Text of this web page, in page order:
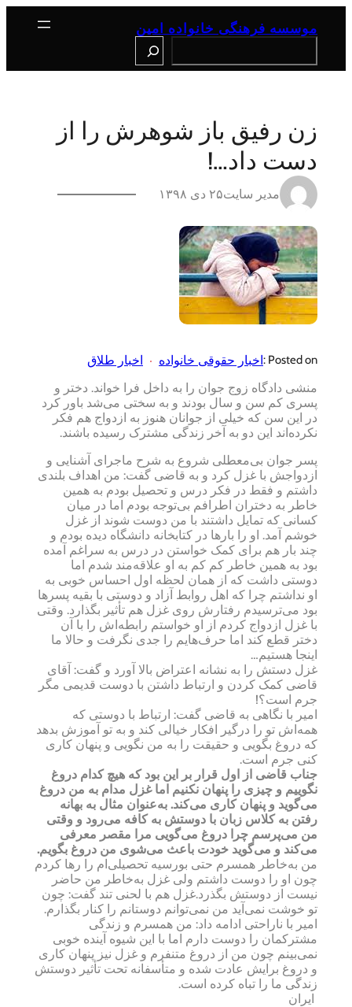
موسسه فرهنگی خانواده امین
زن رفیق باز شوهرش را از
دست داد…!
مدیر سایت۲۵ دی ۱۳۹۸
Posted on : اخبار حقوقی خانواده
اخبار طلاق
منشی دادگاه زوج جوان را به داخل فرا خواند. دختر و
پسری کم سن و سال بودند و به سختی می‌شد باور کرد
در این سن که خیلی از جوانان هنوز به ازدواج هم فکر
نکرده‌اند این دو به آخر زندگی مشترک رسیده باشند.
پسر جوان بی‌معطلی شروع به شرح ماجرای آشنایی و
ازدواجش با غزل کرد و به قاضی گفت: من اهداف بلندی
داشتم و فقط در فکر درس و تحصیل بودم به همین
خاطر به دختران اطرافم بی‌توجه بودم اما در میان
کسانی که تمایل داشتند با من دوست شوند از غزل
خوشم آمد. او را بارها در کتابخانه دانشگاه دیده بودم و
چند بار هم برای کمک خواستن در درس به سراغم آمده
بود به همین خاطر کم کم به او علاقه‌مند شدم اما
دوستی داشت که از همان لحظه اول احساس خوبی به
او نداشتم چرا که اهل روابط آزاد و دوستی با بقیه پسرها
بود می‌ترسیدم رفتارش روی غزل هم تأثیر بگذارد. وقتی
با غزل ازدواج کردم از او خواستم رابطه‌اش را با آن
دختر قطع کند اما حرف‌هایم را جدی نگرفت و حالا ما
اینجا هستیم…
غزل دستش را به نشانه اعتراض بالا آورد و گفت: آقای
قاضی کمک کردن و ارتباط داشتن با دوست قدیمی مگر
جرم است؟!
امیر با نگاهی به قاضی گفت: ارتباط با دوستی که
همه‌اش تو را درگیر افکار خیالی کند و به تو آموزش بدهد
که دروغ بگویی و حقیقت را به من نگویی و پنهان کاری
کنی جرم است.
جناب قاضی از اول قرار بر این بود که هیچ کدام دروغ
نگوییم و چیزی را پنهان نکنیم اما غزل مدام به من دروغ
می‌گوید و پنهان کاری می‌کند. به‌عنوان مثال به بهانه
رفتن به کلاس زبان با دوستش به کافه می‌رود و وقتی
من می‌پرسم چرا دروغ می‌گویی مرا مقصر معرفی
می‌کند و می‌گوید خودت باعث می‌شوی من دروغ بگویم.
من به‌خاطر همسرم حتی بورسیه تحصیلی‌ام را رها کردم
چون او را دوست داشتم ولی غزل به‌خاطر من حاضر
نیست از دوستش بگذرد.غزل هم با لحنی تند گفت: چون
تو خوشت نمی‌آید من نمی‌توانم دوستانم را کنار بگذارم.
امیر با ناراحتی ادامه داد: من همسرم و زندگی
مشترکمان را دوست دارم اما با این شیوه آینده خوبی
نمی‌بینم چون من از دروغ متنفرم و غزل نیز پنهان کاری
و دروغ برایش عادت شده و متأسفانه تحت تأثیر دوستش
زندگی ما را تباه کرده است.
ایران